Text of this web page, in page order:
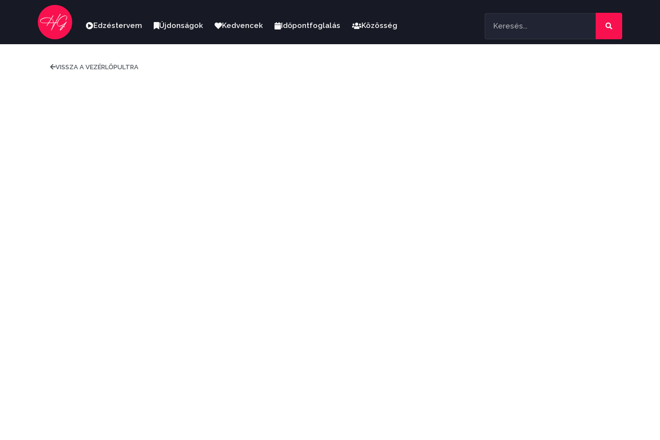
Edzéstervem Újdonságok Kedvencek Időpontfoglalás Közösség
VISSZA A VEZÉRLŐPULTRA